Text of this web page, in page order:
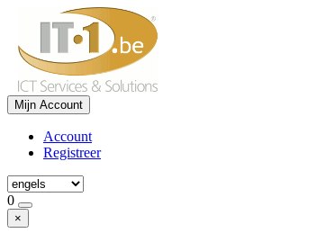
Mijn Account
Account
Registreer
0
×